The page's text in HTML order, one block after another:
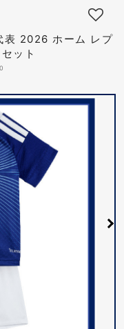
表 2026 ホーム レプ
ット